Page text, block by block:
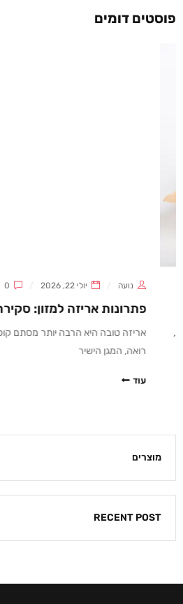
פוסטים דומים
יולי 22, 2026 0
פתרונות אריזה למזון: סקירה
אריזה טובה היא הרבה יותר מסתם קופסה.
רואה, המגן הישיר
מוצרים
RECENT POST